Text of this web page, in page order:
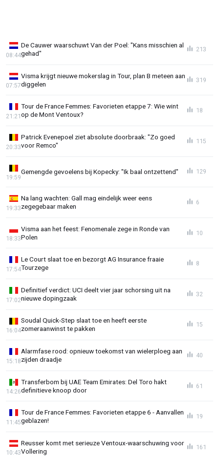
De Cauwer waarschuwt Van der Poel: "Kans misschien al
gehad"
08:44
213
Visma krijgt nieuwe mokerslag in Tour, plan B meteen aan
diggelen
07:57
319
Tour de France Femmes: Favorieten etappe 7: Wie wint
op de Mont Ventoux?
21:21
18
Patrick Evenepoel ziet absolute doorbraak: "Zo goed
voor Remco"
20:33
115
Gemengde gevoelens bij Kopecky: "Ik baal ontzettend"
19:59
129
Na lang wachten: Gall mag eindelijk weer eens
zegegebaar maken
19:33
6
Visma aan het feest: Fenomenale zege in Ronde van
Polen
18:33
10
Le Court slaat toe en bezorgt AG Insurance fraaie
Tourzege
17:54
8
Definitief verdict: UCI deelt vier jaar schorsing uit na
nieuwe dopingzaak
17:02
32
Soudal Quick-Step slaat toe en heeft eerste
zomeraanwinst te pakken
16:04
15
Alarmfase rood: opnieuw toekomst van wielerploeg aan
zijden draadje
15:18
40
Transferbom bij UAE Team Emirates: Del Toro hakt
definitieve knoop door
14:26
61
Tour de France Femmes: Favorieten etappe 6 - Aanvallen
geblazen!
11:45
19
Reusser komt met serieuze Ventoux-waarschuwing voor
Vollering
10:43
161